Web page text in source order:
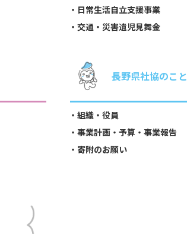
日常生活自立支援事業
交通・災害遺児見舞金
長野県社協のこと
組織・役員
事業計画・予算・事業報告
寄附のお願い